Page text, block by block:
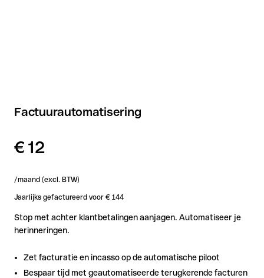
Factuurautomatisering
€ 12
/maand (excl. BTW)
Jaarlijks gefactureerd voor € 144
Stop met achter klantbetalingen aanjagen. Automatiseer je
herinneringen.
Zet facturatie en incasso op de automatische piloot
Bespaar tijd met geautomatiseerde terugkerende facturen